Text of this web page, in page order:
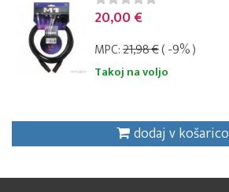
20,00 €
MPC:21,98 €( -9% )
Takoj na voljo
dodaj v košarico